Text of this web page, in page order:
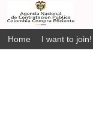
Home I want to join!